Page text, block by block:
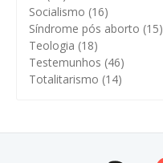
Socialismo (16)
Síndrome pós aborto (15)
Teologia (18)
Testemunhos (46)
Totalitarismo (14)